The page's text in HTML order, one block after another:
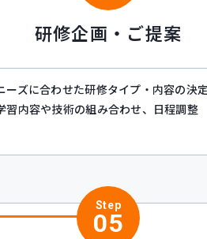
研修企画・ご提案
ーズに合わせた研修タイプ・内容の決
習内容や技術の組み合わせ、日程調整
Step
05